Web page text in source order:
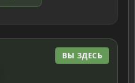
ВЫ ЗДЕСЬ